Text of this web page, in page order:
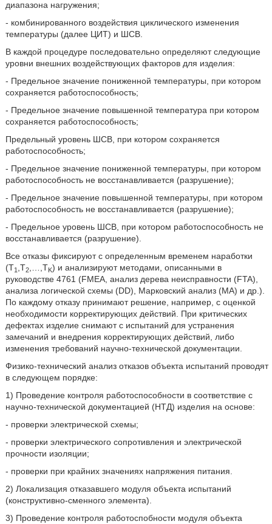
диапазона нагружения;
- комбинированного воздействия циклического изменения
температуры (далее ЦИТ) и ШСВ.
В каждой процедуре последовательно определяют следующие
уровни внешних воздействующих факторов для изделия:
- Предельное значение пониженной температуры, при котором
сохраняется работоспособность;
- Предельное значение повышенной температура при котором
сохраняется работоспособность;
Предельный уровень ШСВ, при котором сохраняется
работоспособность;
- Предельное значение пониженной температуры, при котором
работоспособность не восстанавливается (разрушение);
- Предельное значение повышенной температуры, при котором
работоспособность не восстанавливается (разрушение);
- Предельное уровень ШСВ, при котором работоспособность не
восстанавливается (разрушение).
Все отказы фиксируют с определенным временем наработки
(Т1 ,Т2,…,TK) и анализируют методами, описанными в
руководстве 4761 (FMEA, анализ дерева неисправности (FTA),
анализа логической схемы (DD), Марковский анализ (МА) и др.).
По каждому отказу принимают решение, например, с оценкой
необходимости корректирующих действий. При критических
дефектах изделие снимают с испытаний для устранения
замечаний и внедрения корректирующих действий, либо
изменения требований научно-технической документации.
Физико-технический анализ отказов объекта испытаний проводят
в следующем порядке:
1) Проведение контроля работоспособности в соответствие с
научно-технической документацией (НТД) изделия на основе:
- проверки электрической схемы;
- проверки электрического сопротивления и электрической
прочности изоляции;
- проверки при крайних значениях напряжения питания.
2) Локализация отказавшего модуля объекта испытаний
(конструктивно-сменного элемента).
3) Проведение контроля работоспобности модуля объекта